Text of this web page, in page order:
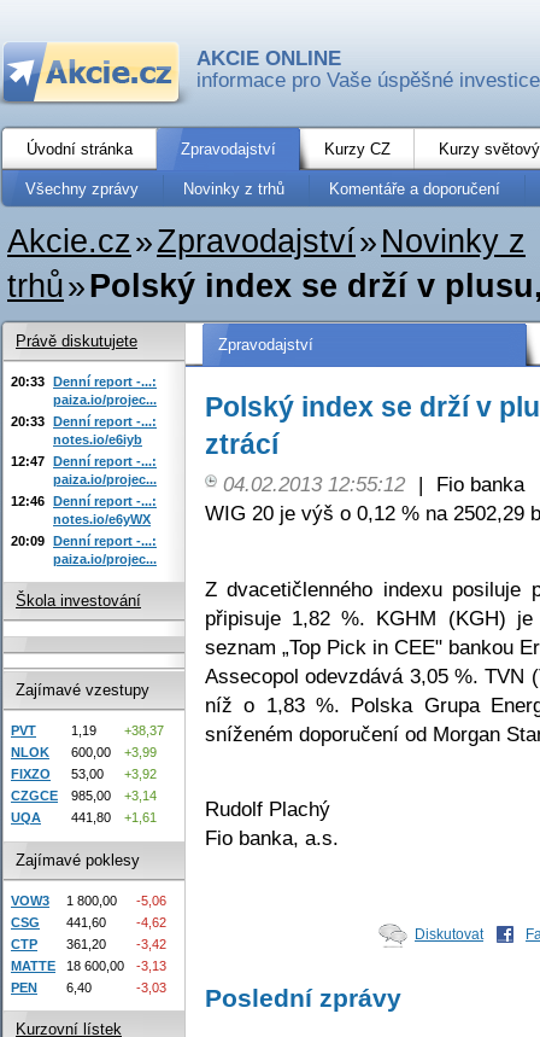
AKCIE ONLINE
informace pro Vaše úspěšné investice
Úvodní stránka Zpravodajství Kurzy CZ Kurzy
Všechny zprávy Novinky z trhů Komentáře a doporučení
Akcie.cz»Zpravodajství» Novinky z
trhů»Polský index se drží v
Zpravodajství
Polský index se drží v
ztrácí
04.02.2013 12:55:12 |
Fio banka
WIG 20 je výš o 0,12 % na 2502,29
Z dvacetičlenného indexu
připisuje 1,82 %. KGHM (KGH)
seznam „Top Pick in CEE" bankou
Assecopol odevzdává 3,05 %. TVN
níž o 1,83 %. Polska Grupa
sníženém doporučení od Morgan
Rudolf Plachý
Fio banka, a.s.
Diskutovat
Poslední zprávy
Právě diskutujete
20:33 Denní report -...:
paiza.io/projec...
20:33 Denní report -...:
notes.io/e6iyb
12:47 Denní report -...:
paiza.io/projec...
12:46 Denní report -...:
notes.io/e6yWX
20:09 Denní report -...:
paiza.io/projec...
Škola investování
Zajímavé vzestupy
PVT 1,19
+38,37
NLOK
600,00
+3,99
FIXZO
53,00
+3,92
CZGCE
985,00
+3,14
UQA
441,80 +1,61
Zajímavé poklesy
VOW3 1 800,00
-5,06
CSG
441,60
-4,62
CTP
361,20
-3,42
MATTE
18 600,00
-3,13
PEN
6,40 -3,03
Kurzovní lístek